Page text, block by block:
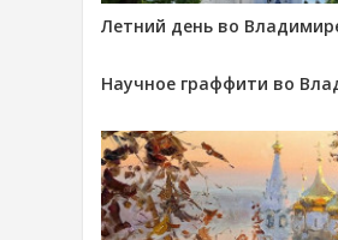
Летний день во
Научное граффити во